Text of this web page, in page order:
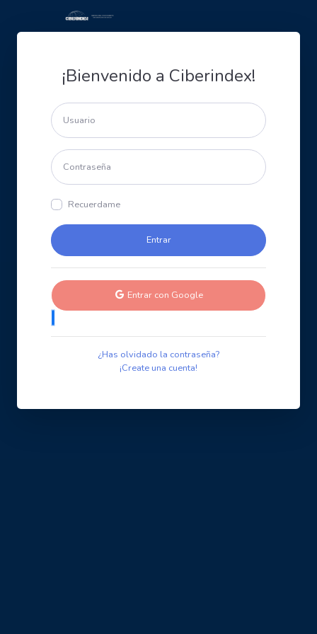
¡Bienvenido a Ciberindex!
Recuerdame
Entrar con Google
¿Has olvidado la contraseña?
¡Create una cuenta!